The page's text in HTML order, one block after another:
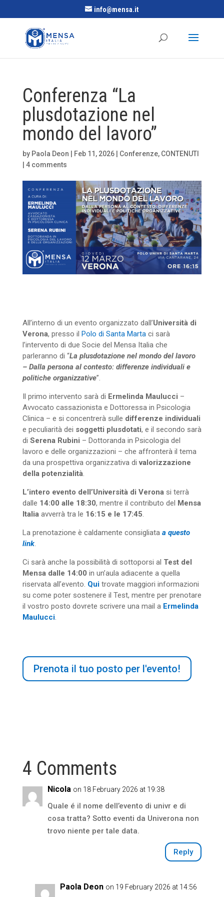
info@mensa.it
Conferenza “La
plusdotazione nel
mondo del lavoro”
by Paola Deon Feb 11, 2026| Conferenze, CONTENUTI
4 comments
All’interno di un evento organizzato dall’Università di
Verona, presso il Polo di Santa Martaci sarà
l’intervento di due Socie del Mensa Italia che
parleranno di “La plusdotazione nel mondo del lavoro
– Dalla persona al contesto: differenze individuali e
politiche organizzative”.
Il primo intervento sarà di Ermelinda Maulucci –
Avvocato cassazionista e Dottoressa in Psicologia
Clinica – e si concentrerà sulle differenze individuali
e peculiarità dei soggetti plusdotati, e il secondo sarà
di Serena Rubini – Dottoranda in Psicologia del
lavoro e delle organizzazioni – che affronterà il tema
da una prospettiva organizzativa divalorizzazione
della potenzialità.
L’intero evento dell’Università di Veronasi terrà
dalle 14:00 alle 18:30, mentre il contributo del
Mensa
Italiaavverrà tra le 16:15 e le 17:45.
La prenotazione è caldamente consigliata a questo
link.
Ci sarà anche la possibilità di sottoporsi al Test del
Mensa dalle 14:00 in un’aula adiacente a quella
riservata all’evento. Quitrovate maggiori informazioni
su come poter sostenere il Test, mentre per prenotare
il vostro posto dovrete scrivere una mail a Ermelinda
Maulucci.
Prenota il tuo posto per l'evento!
4 Comments
Nicola on 18 February 2026 at 19:38
Quale é il nome dell’evento di univr e di
cosa tratta? Sotto eventi da Univerona non
trovo niente per tale data.
Reply
Paola Deon on 19 February 2026 at 14:56